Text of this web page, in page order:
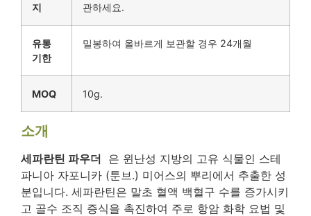
지
관하세요.
유통
기한
밀봉하여 올바르게 보관할 경우 24개월
MOQ 10g.
소개
세파란틴 파우더 은 윈난성 지방의 고유 식물인 스테
파니아 자포니카 (툰브.) 미어스의 뿌리에서 추출한 성
분입니다. 세파란틴은 말초 혈액 백혈구 수를 증가시키
고 골수 조직 증식을 촉진하여 주로 항암 화학 요법 및